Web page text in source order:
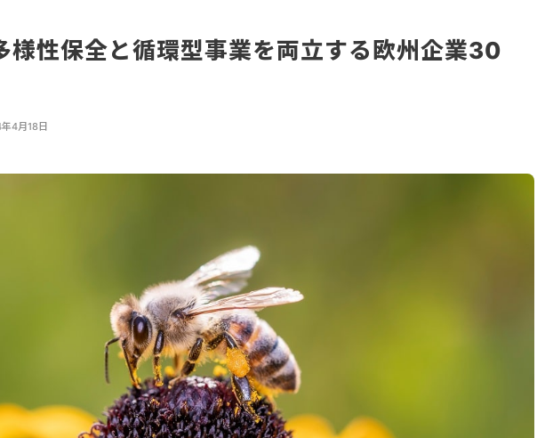
様性保全と循環型事業を両立する欧州企業30
4月18日